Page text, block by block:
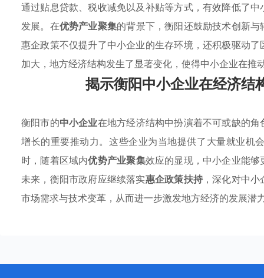
通过贴息贷款、税收减免以及补贴等方式，有效降低了
发展。在优势产业聚集的背景下，衡阳还鼓励技术创新
惠企政策不仅提升了中小企业的生存环境，还积极驱动
加大，地方经济结构发生了显著变化，使得中小企业在推
揭示衡阳中小企业在经济结
衡阳市的中小企业在地方经济结构中扮演着不可或缺的
增长的重要推动力。这些企业为当地提供了大量就业机
时，随着区域内优势产业聚集效应的显现，中小企业能
未来，衡阳市政府应继续落实惠企政策扶持，深化对中小
市场需求与技术变革，从而进一步激发地方经济的发展潜